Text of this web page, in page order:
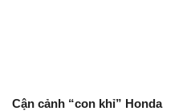
Cận cảnh “con khỉ” Honda